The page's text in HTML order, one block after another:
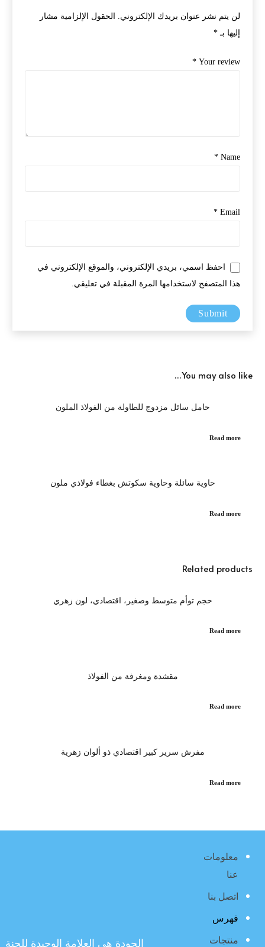
لن يتم نشر عنوان بريدك الإلكتروني.
الحقول الإلزامية مشار
إليها بـ *
Your review
*
Name
*
Email
*
احفظ اسمي، بريدي الإلكتروني، والموقع الإلكتروني في
هذا المتصفح لاستخدامها المرة المقبلة في تعليقي.
You may also like…
حامل سائل مزدوج للطاولة من الفولاذ الملون
Read more
حاوية سائلة وحاوية سكوتش بغطاء فولاذي ملون
Read more
Related products
حجم توأم متوسط ​​وصغير، اقتصادي، لون زهري
Read more
مقشدة ومغرفة من الفولاذ
Read more
مفرش سرير كبير اقتصادي ذو ألوان زهرية
Read more
معلومات
عنا
اتصل بنا
فهرس
منتجات الجودة هي العلامة الوحيدة للجنة